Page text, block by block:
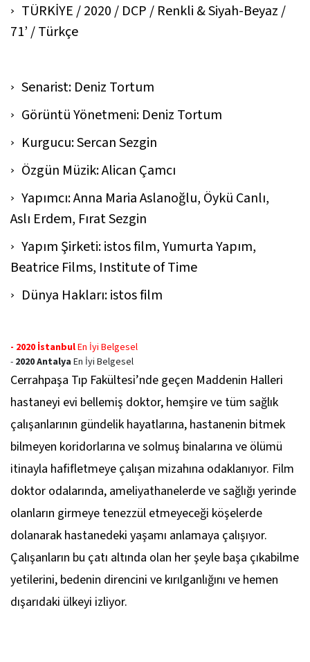
TÜRKİYE / 2020 / DCP / Renkli & Siyah-Beyaz /
71’ / Türkçe
Senarist: Deniz Tortum
Görüntü Yönetmeni: Deniz Tortum
Kurgucu: Sercan Sezgin
Özgün Müzik: Alican Çamcı
Yapımcı: Anna Maria Aslanoğlu, Öykü Canlı,
Aslı Erdem, Fırat Sezgin
Yapım Şirketi: istos film, Yumurta Yapım,
Beatrice Films, Institute of Time
Dünya Hakları: istos film
- 2020 İstanbulEn İyi Belgesel
- 2020 Antalya En İyi Belgesel
Cerrahpaşa Tıp Fakültesi’nde geçen Maddenin Halleri
hastaneyi evi bellemiş doktor, hemşire ve tüm sağlık
çalışanlarının gündelik hayatlarına, hastanenin bitmek
bilmeyen koridorlarına ve solmuş binalarına ve ölümü
itinayla hafifletmeye çalışan mizahına odaklanıyor. Film
doktor odalarında, ameliyathanelerde ve sağlığı yerinde
olanların girmeye tenezzül etmeyeceği köşelerde
dolanarak hastanedeki yaşamı anlamaya çalışıyor.
Çalışanların bu çatı altında olan her şeyle başa çıkabilme
yetilerini, bedenin direncini ve kırılganlığını ve hemen
dışarıdaki ülkeyi izliyor.